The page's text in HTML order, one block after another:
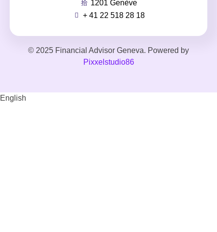
1201 Genève
+ 41 22 518 28 18
© 2025 Financial Advisor Geneva. Powered by
Pixxelstudio86
English